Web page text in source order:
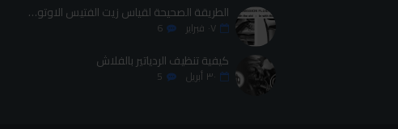
الطريقة الصحيحة لقياس زيت الفتيس الاوتوماتيك
٠٧ فبراير 6
كيفية تنظيف الردياتير بالفلاش
٣٠ أبريل 5